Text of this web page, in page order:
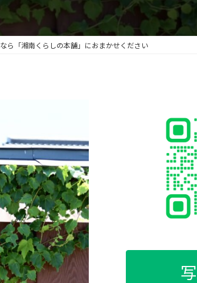
ら「湘南くらしの本舗」におまかせください